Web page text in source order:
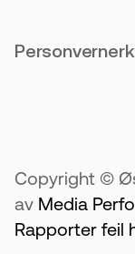
Copyright ©
av Media
Rapporter feil